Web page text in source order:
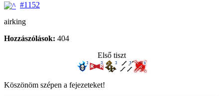
#1152
airking
Hozzászólások: 404
Első tiszt
Köszönöm szépen a fejezeteket!